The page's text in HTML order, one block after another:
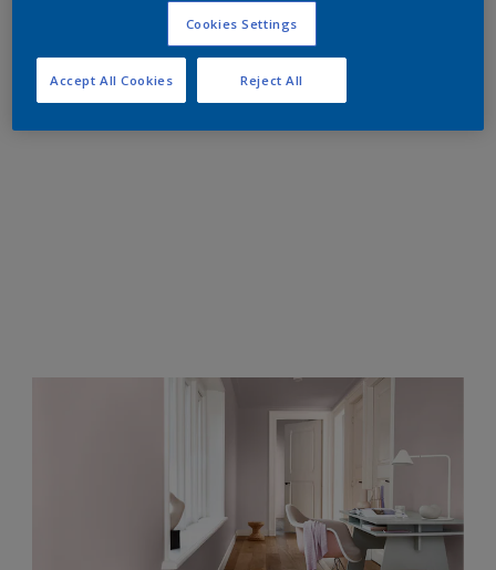
Cookies Settings
Reject All
Accept All Cookies